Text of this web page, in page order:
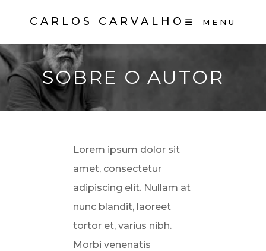
conteúdo
CARLOS CARVALHO MENU
SOBRE O AUTOR
Lorem ipsum dolor sit
amet, consectetur
adipiscing elit. Nullam at
nunc blandit, laoreet
tortor et, varius nibh.
Morbi venenatis